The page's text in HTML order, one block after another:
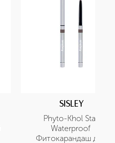
SISLEY
Phyto-Khol Star
Waterproof
Фитокарандаш для